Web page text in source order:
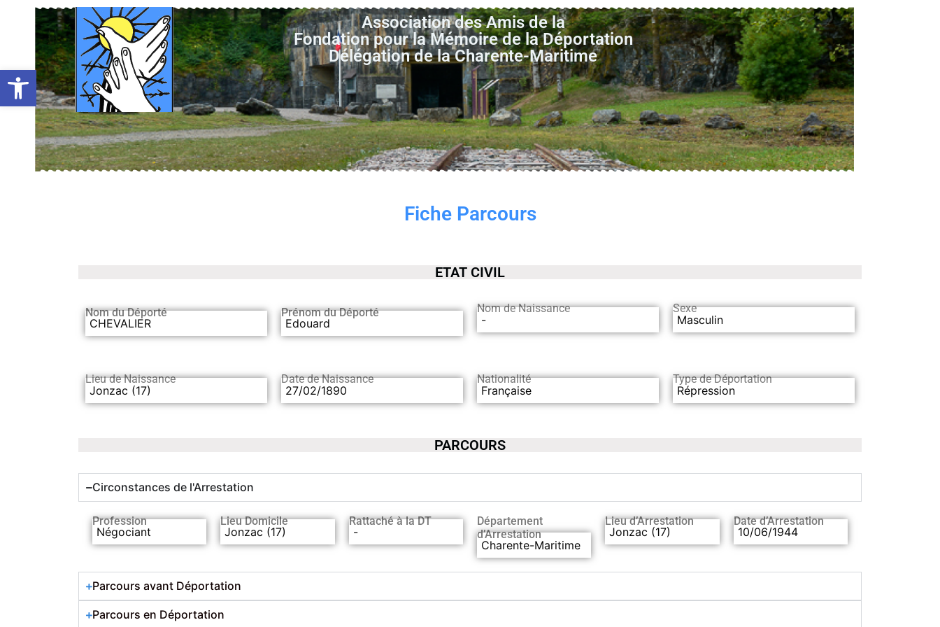
Ouvrir la barre d’outils
Association des Amis de la
Fondation pour la Mémoire de la Déportation
Délégation de la Charente-Maritime
Fiche Parcours
ETAT CIVIL
Nom du Déporté
CHEVALIER
Prénom du Déporté
Edouard
Nom de Naissance
-
Sexe
Masculin
Lieu de Naissance
Jonzac (17)
Date de Naissance
27/02/1890
Nationalité
Française
Type de Déportation
Répression
PARCOURS
Circonstances de l'Arrestation
Profession
Négociant
Lieu Domicile
Jonzac (17)
Rattaché à la DT
-
Département
d’Arrestation
Charente-Maritime
Lieu d’Arrestation
Jonzac (17)
Date d’Arrestation
10/06/1944
Parcours avant Déportation
Parcours en Déportation